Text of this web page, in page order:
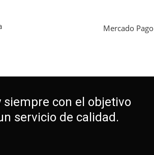
Mercado Pago
con el objetivo
servicio de calidad.